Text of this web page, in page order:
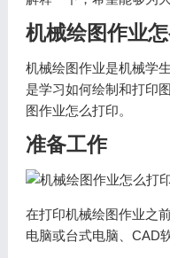
机械绘图作业
机械绘图作业是机械学
是学习如何绘制和打印
图作业怎么打印。
准备工作
在打印机械绘图作业之
电脑或台式电脑、CAD